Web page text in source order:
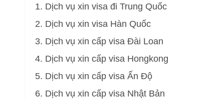
Dịch vụ xin visa đi Trung Quốc
Dịch vụ xin visa Hàn Quốc
Dịch vụ xin cấp visa Đài Loan
Dịch vụ xin cấp visa Hongkong
Dịch vụ xin cấp visa Ấn Độ
Dịch vụ xin cấp visa Nhật Bản